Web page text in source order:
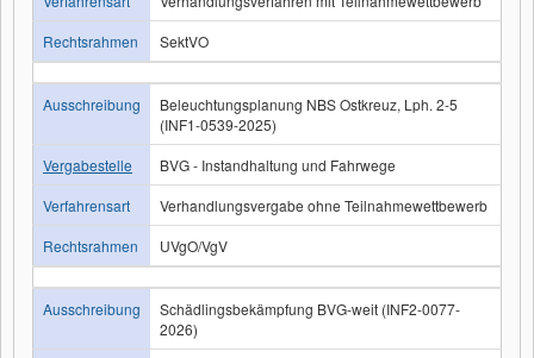
Rechtsrahmen
SektVO
Ausschreibung
Beleuchtungsplanung NBS Ostkreuz, Lph. 2-5
(INF1-0539-2025)
Vergabestelle
BVG - Instandhaltung und Fahrwege
Verfahrensart
Verhandlungsvergabe ohne Teilnahmewettbewerb
Rechtsrahmen
UVgO/VgV
Ausschreibung
Schädlingsbekämpfung BVG-weit (INF2-0077-
2026)